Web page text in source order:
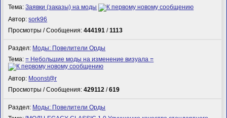
Тема:Заявки (заказы) на моды
Автор:sork96
Просмотры / Сообщения:444191 /1113
Раздел: Моды: Повелители Орды
Тема:= Небольшие моды на изменение визуала =
Автор: Mооnst@r
Просмотры / Сообщения:429112 /619
Раздел: Моды: Повелители Орды